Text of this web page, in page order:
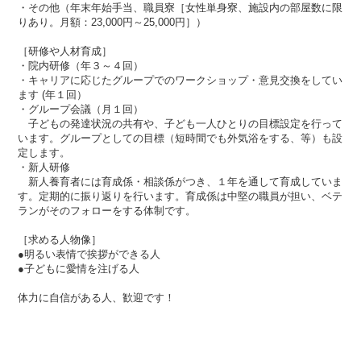
・その他（年末年始手当、職員寮［女性単身寮、施設内の部屋数に限
りあり。月額：23,000円～25,000円］）
［研修や人材育成］
・院内研修（年３～４回）
・キャリアに応じたグループでのワークショップ・意見交換をしてい
ます (年１回）
・グループ会議（月１回）
子どもの発達状況の共有や、子ども一人ひとりの目標設定を行って
います。グループとしての目標（短時間でも外気浴をする、等）も設
定します。
・新人研修
新人養育者には育成係・相談係がつき、１年を通して育成していま
す。定期的に振り返りを行います。育成係は中堅の職員が担い、ベテ
ランがそのフォローをする体制です。
［求める人物像］
●明るい表情で挨拶ができる人
●子どもに愛情を注げる人
体力に自信がある人、歓迎です！